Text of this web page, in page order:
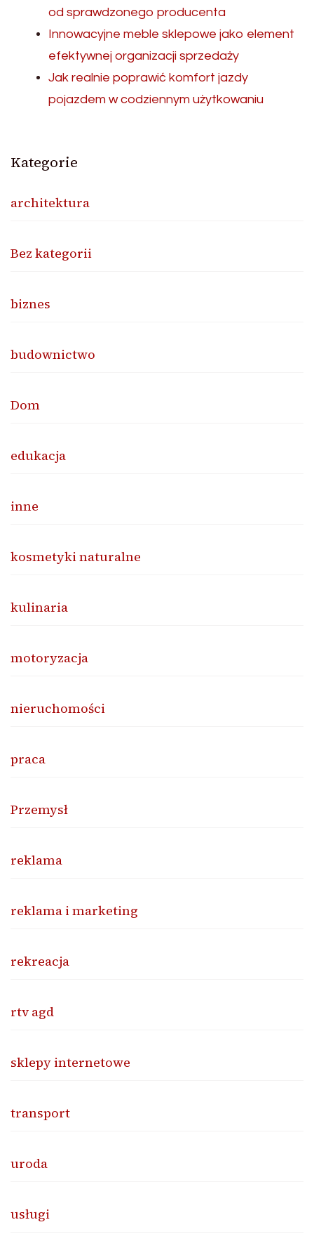
od sprawdzonego producenta
Innowacyjne meble sklepowe jako element
efektywnej organizacji sprzedaży
Jak realnie poprawić komfort jazdy
pojazdem w codziennym użytkowaniu
Kategorie
architektura
Bez kategorii
biznes
budownictwo
Dom
edukacja
inne
kosmetyki naturalne
kulinaria
motoryzacja
nieruchomości
praca
Przemysł
reklama
reklama i marketing
rekreacja
rtv agd
sklepy internetowe
transport
uroda
usługi